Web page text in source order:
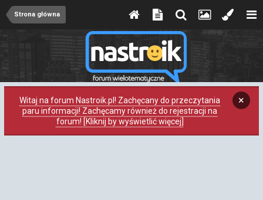
Strona główna
Witaj na forum Nastroik.pl! Zachęcany do przeczytania
paru informacji! Zachęcamy również do rejestracji na
forum! [Kliknij by wyświetlić więcej]
×